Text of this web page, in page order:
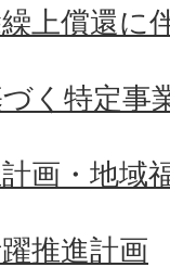
上償還に
く特定事
画・地域
推進計画